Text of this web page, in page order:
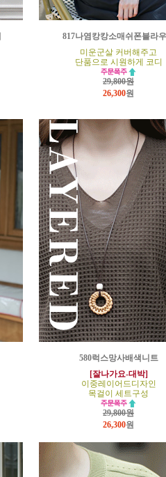
817나염캉캉소매쉬폰블라
미운군살 커버해주고
단품으로 시원하게 코디
29,800원
26,300원
580럭스망사배색니트
[잘나가요-대박]
이중레이어드디자인
목걸이 세트구성
29,800원
26,300원